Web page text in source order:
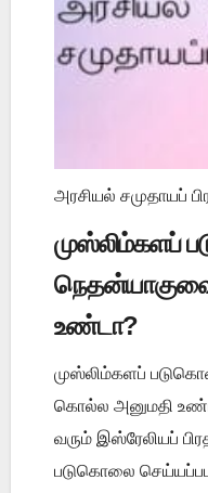
அரசியல் சமுதாயப்
முஸ்லிம்களப்
உண்டா?
முஸ்லிம்களப்
கொல்ல அனுமதி
வரும் இஸ்ரேலியப்
படுகொலை